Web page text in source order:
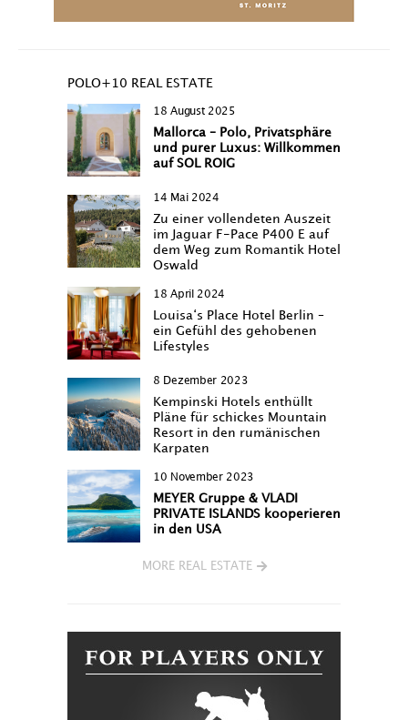
POLO+10 REAL ESTATE
18 August 2025
Mallorca – Polo, Privatsphäre
und purer Luxus: Willkommen
auf SOL ROIG
14 Mai 2024
Zu einer vollendeten Auszeit
im Jaguar F-Pace P400 E auf
dem Weg zum Romantik Hotel
Oswald
18 April 2024
Louisa‘s Place Hotel Berlin –
ein Gefühl des gehobenen
Lifestyles
8 Dezember 2023
Kempinski Hotels enthüllt
Pläne für schickes Mountain
Resort in den rumänischen
Karpaten
10 November 2023
MEYER Gruppe & VLADI
PRIVATE ISLANDS kooperieren
in den USA
MORE REAL ESTATE